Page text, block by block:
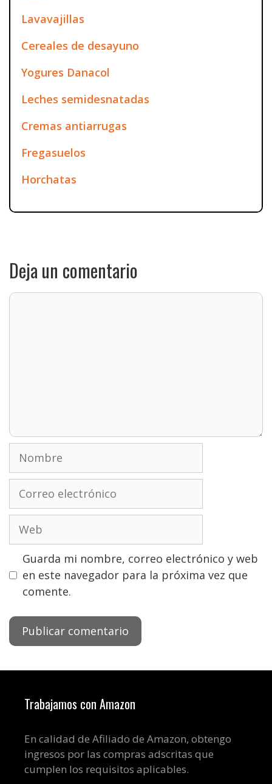
Lavavajillas
Cereales de desayuno
Yogures Danacol
Leches semidesnatadas
Cremas antiarrugas
Fregasuelos
Horchatas
Deja un comentario
Comentario
Nombre
electrónico
Guarda mi nombre, correo electrónico y web
en este navegador para la próxima vez que
comente.
Trabajamos con Amazon
En calidad de Afiliado de Amazon, obtengo
ingresos por las compras adscritas que
cumplen los requisitos aplicables.